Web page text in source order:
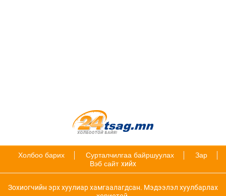
Холбоо барих Сурталчилгаа байршуулах
Зар
Вэб сайт хийх
Зохиогчийн эрх хуулиар хамгаалагдсан. Мэдээлэл хуулбарлах